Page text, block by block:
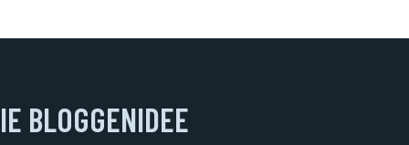
BLOGGENIDEE